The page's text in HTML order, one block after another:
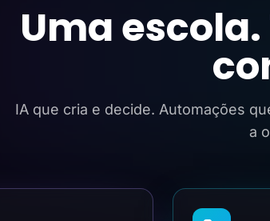
Uma escola.
IA que cria e decide. Automações
a